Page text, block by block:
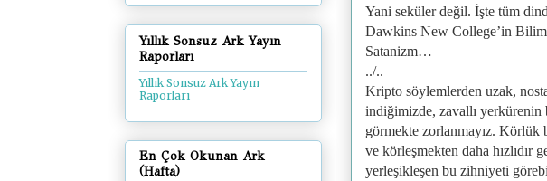
Yani seküler değil. İşte tüm
Dawkins New College’in Bilim
Satanizm…
../..
Kripto söylemlerden uzak,
indiğimizde, zavallı yerkürenin
görmekte zorlanmayız. Körlük
ve körleşmekten daha hızlıdır
yerleşikleşen bu zihniyeti
Yıllık Sonsuz Ark Yayın
Raporları
Yıllık Sonsuz Ark Yayın
Raporları
En Çok Okunan Ark
(Hafta)